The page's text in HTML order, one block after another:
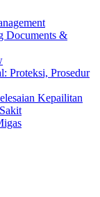
Documents &
Proteksi, Prosedur
Kepailitan